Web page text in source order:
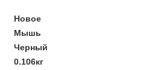
Новое
Мышь
Черный
0.106кг